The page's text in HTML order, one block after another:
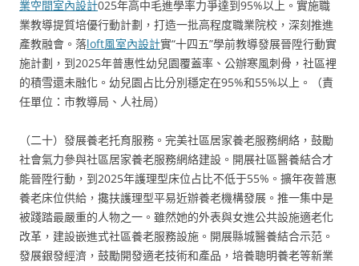
業空間室內設計025年高中毛進學率力爭達到95%以上。實施職
業教導提質培優行動計劃，打造一批高程度職業院校，深刻推進
產教融會。落loft風室內設計實“十四五”學前教導發展晉陞行動實
施計劃，到2025年普惠性幼兒園覆蓋率、公辦寒風刺骨，社區裡
的積雪還未融化。幼兒園占比分別穩定在95%和55%以上。（責
任單位：市教導局、人社局）
（二十）發展養老托育服務。完美社區居家養老服務網絡，鼓勵
社會氣力參與社區居家養老服務網絡建設。開展社區醫養結合才
能晉陞行動，到2025年護理型床位占比不低于55%。擴年夜普惠
養老床位供給，攙扶護理型平易近辦養老機構發展。推一集中是
被踐踏最嚴重的人物之一。雖然她的外表與女進公共設施適老化
改革，建設嵌進式社區養老服務設施。開展縣城醫養結合示范。
發展銀發經濟，鼓勵開發適老技術和產品，培養聰明養老等新業